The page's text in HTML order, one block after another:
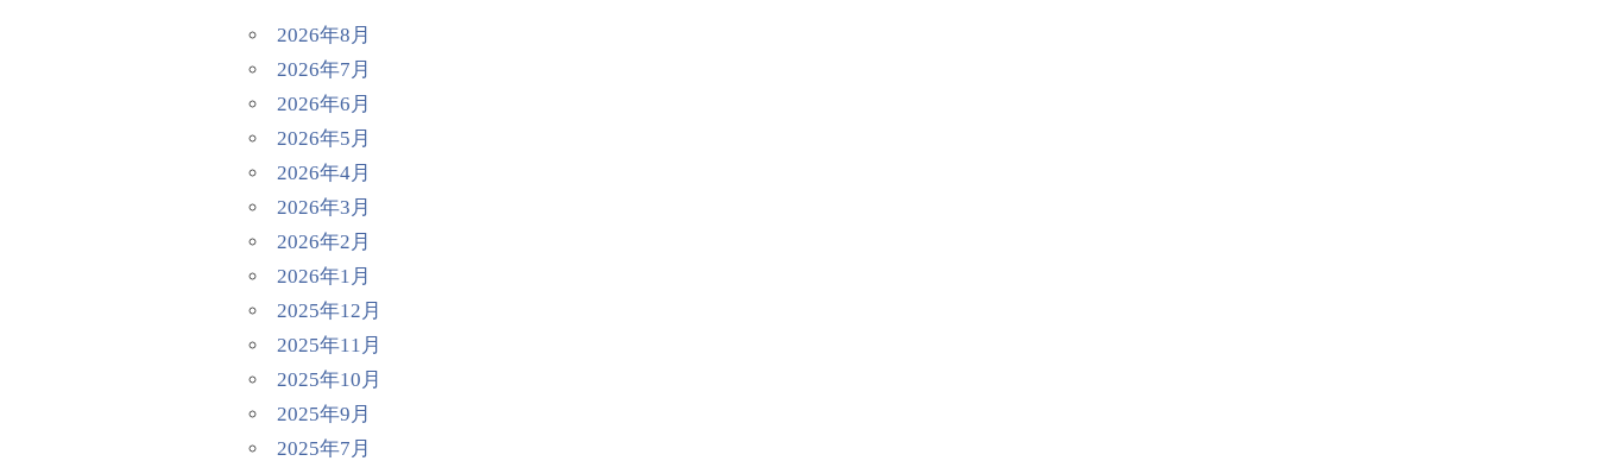
2026年8月
2026年7月
2026年6月
2026年5月
2026年4月
2026年3月
2026年2月
2026年1月
2025年12月
2025年11月
2025年10月
2025年9月
2025年7月